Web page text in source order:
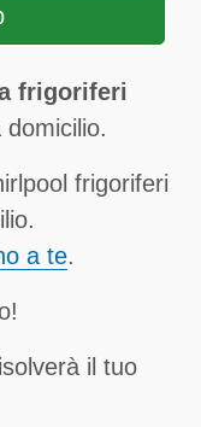
frigoriferi
frigoriferi
a te.
il tuo